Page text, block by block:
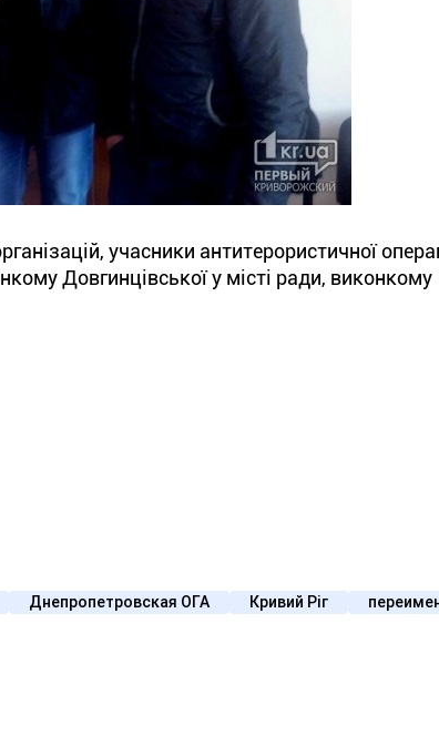
учасники антитерористичної
Довгинцівської у місті ради, виконкому
Днепропетровская ОГА Кривий Ріг